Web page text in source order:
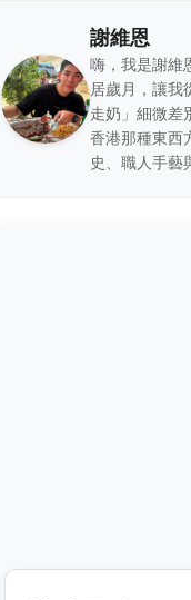
謝維恩
嗨，我是謝維
居歲月，讓我
走奶」細微差
香港那種東西
史、職人手藝